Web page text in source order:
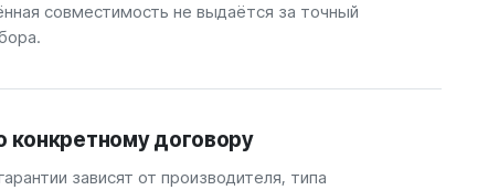
совместимость не выдаётся за точный
конкретному договору
зависят от производителя, типа